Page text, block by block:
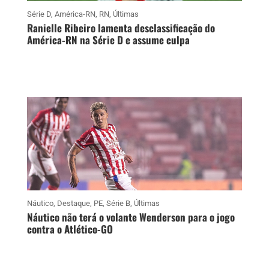
Série D, América-RN, RN, Últimas
Ranielle Ribeiro lamenta desclassificação do
América-RN na Série D e assume culpa
Náutico, Destaque, PE, Série B, Últimas
Náutico não terá o volante Wenderson para o jogo
contra o Atlético-GO